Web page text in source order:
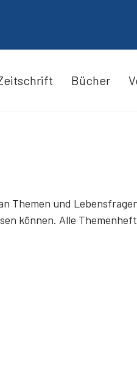
Bücher
Themen und
können. Alle